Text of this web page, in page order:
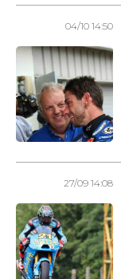
04/10 14:50
27/09 14:08